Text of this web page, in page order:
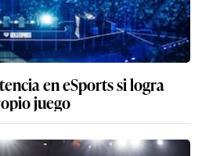
en eSports si logra
juego